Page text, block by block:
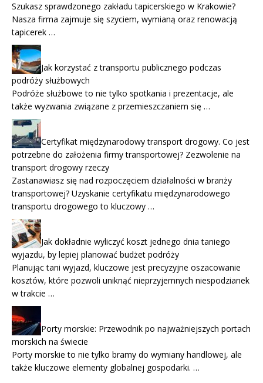
Szukasz sprawdzonego zakładu tapicerskiego w Krakowie?
Nasza firma zajmuje się szyciem, wymianą oraz renowacją
tapicerek …
Jak korzystać z transportu publicznego podczas
podróży służbowych
Podróże służbowe to nie tylko spotkania i prezentacje, ale
także wyzwania związane z przemieszczaniem się …
Certyfikat międzynarodowy transport drogowy. Co jest
potrzebne do założenia firmy transportowej? Zezwolenie na
transport drogowy rzeczy
Zastanawiasz się nad rozpoczęciem działalności w branży
transportowej? Uzyskanie certyfikatu międzynarodowego
transportu drogowego to kluczowy …
Jak dokładnie wyliczyć koszt jednego dnia taniego
wyjazdu, by lepiej planować budżet podróży
Planując tani wyjazd, kluczowe jest precyzyjne oszacowanie
kosztów, które pozwoli uniknąć nieprzyjemnych niespodzianek
w trakcie …
Porty morskie: Przewodnik po najważniejszych portach
morskich na świecie
Porty morskie to nie tylko bramy do wymiany handlowej, ale
także kluczowe elementy globalnej gospodarki. …